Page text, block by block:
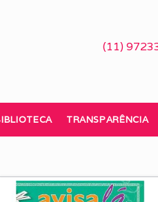
(11)
TRANSPARÊNCIA